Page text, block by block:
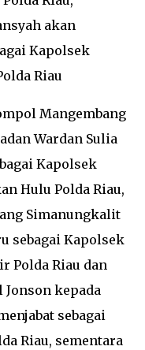
akan
Kapolsek
Riau
Mangembang
Wardan Sulia
Kapolsek
Hulu Polda Riau,
Simanungkalit
sebagai Kapolsek
Polda Riau dan
Jonson kepada
sebagai
Riau, sementara